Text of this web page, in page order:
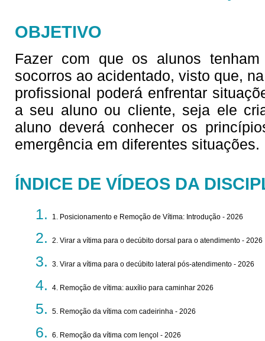
OBJETIVO
Fazer com que os alunos
socorros ao acidentado, visto que,
profissional poderá enfrentar
a seu aluno ou cliente, seja ele
aluno deverá conhecer os
emergência em diferentes situações.
ÍNDICE DE VÍDEOS DA
1. Posicionamento e Remoção de Vítima: Introdução - 2026
2. Virar a vítima para o decúbito dorsal para o atendimento - 2026
3. Virar a vítima para o decúbito lateral pós-atendimento - 2026
4. Remoção de vítima: auxílio para caminhar 2026
5. Remoção da vítima com cadeirinha - 2026
6. Remoção da vítima com lençol - 2026